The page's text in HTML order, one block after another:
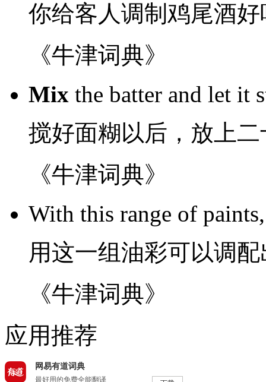
你给客人调制 鸡尾酒好
《牛津词典》
Mix the batter and let it
搅好面糊以后， 放 上二
《牛津词典》
With this range of
用这一组油彩可以调配
《牛津词典》
应用推荐